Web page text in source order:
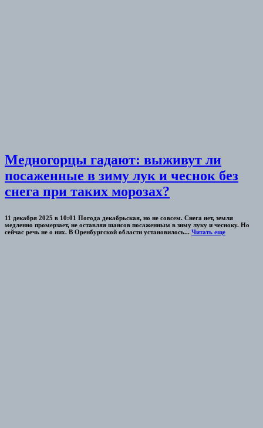
Медногорцы гадают: выживут ли
посаженные в зиму лук и чеснок без
снега при таких морозах?
11 декабря 2025 в 10:01 Погода декабрьская, но не совсем. Снега нет, земля
медленно промерзает, не оставляя шансов посаженным в зиму луку и чесноку. Но
сейчас речь не о них. В Оренбургской области установилось... Читать еще